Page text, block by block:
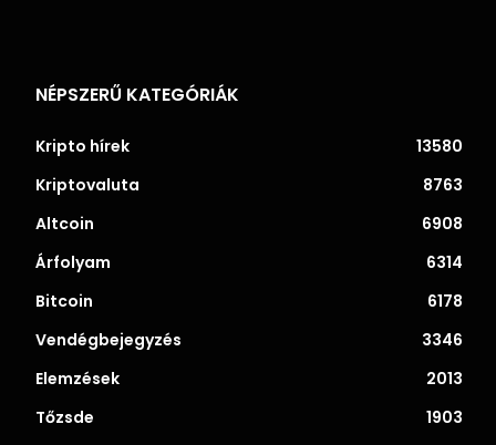
NÉPSZERŰ KATEGÓRIÁK
Kripto hírek
13580
Kriptovaluta
8763
Altcoin
6908
Árfolyam
6314
Bitcoin
6178
Vendégbejegyzés
3346
Elemzések
2013
Tőzsde
1903